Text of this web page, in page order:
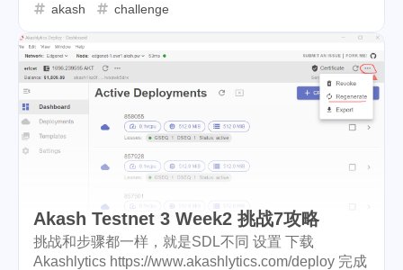
sprinkler 1 irrigation 1 ipo 2
asphalt 1
tryout
rochester
5 lifestyle
mini 208 script 1 akash 19
userauthority solidity
akash
challenge
Akash Testnet 3 Week2 挑战7攻略
挑战和步骤都一样，就是SDL不同 设置 下载
Akashlytics https://www.akashlytics.com/deploy 完成